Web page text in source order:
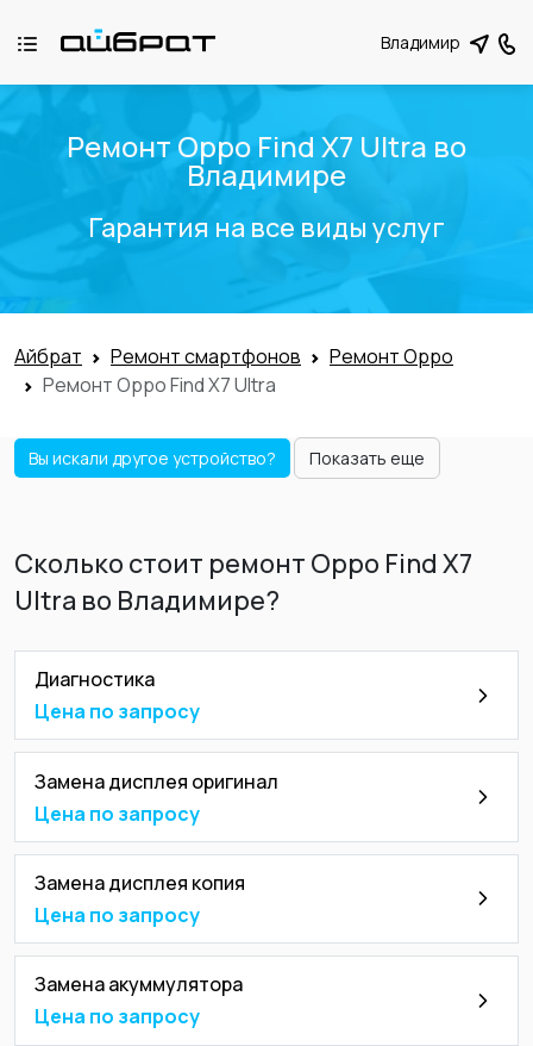
Владимир
Ремонт Oppo Find X7 Ultra во
Владимире
Гарантия на все виды услуг
Айбрат Ремонт смартфонов
Ремонт Oppo
Ремонт Oppo Find X7 Ultra
Вы искали другое устройство? Показать еще
Сколько стоит ремонт Oppo Find X7
Ultra во Владимире?
Диагностика
Цена по запросу
Замена дисплея оригинал
Цена по запросу
Замена дисплея копия
Цена по запросу
Замена акуммулятора
Цена по запросу